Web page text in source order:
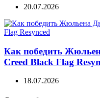
20.07.2026
Как победить
Creed Black Flag
18.07.2026